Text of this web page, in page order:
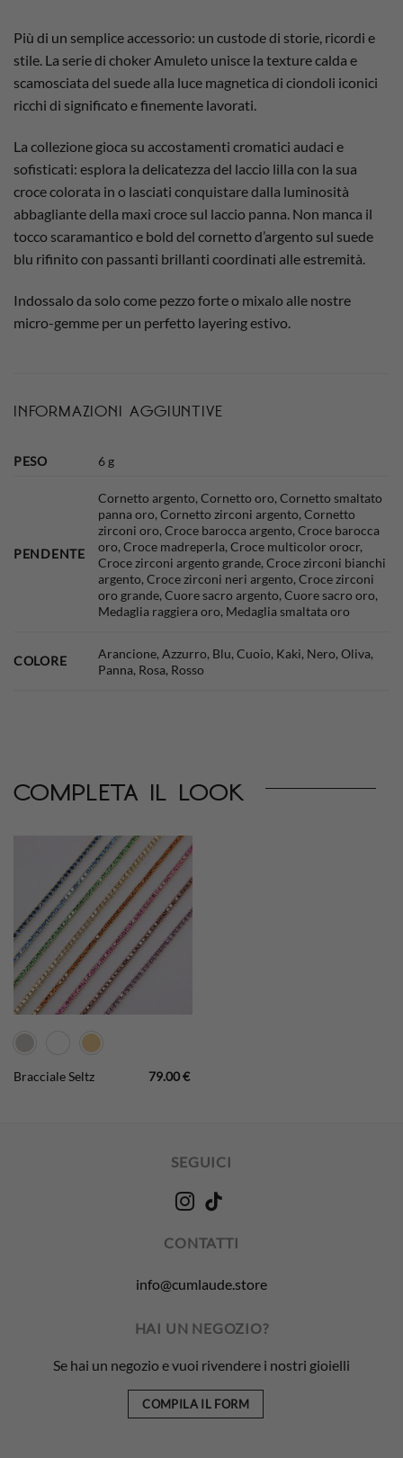
Più di un semplice accessorio: un custode di storie, ricordi e
stile. La serie di chokerAmuleto unisce la texture calda e
scamosciata del suede alla luce magnetica di ciondoli iconici
ricchi di significato e finemente lavorati.
La collezione gioca su accostamenti cromatici audaci e
sofisticati: esplora la delicatezza del laccio lilla con la sua
croce colorata in o lasciati conquistare dalla luminosità
abbagliante della maxi croce sul laccio panna. Non manca il
tocco scaramantico e bold del cornetto d’argento sul suede
blu rifinito con passanti brillanti coordinati alle estremità.
Indossalo da solo come pezzo forte o mixalo alle nostre
micro-gemme per un perfetto layering estivo.
INFORMAZIONI AGGIUNTIVE
PESO 6 g
PENDENTE
Cornetto argento, Cornetto oro, Cornetto smaltato
panna oro, Cornetto zirconi argento, Cornetto
zirconi oro, Croce barocca argento, Croce barocca
oro, Croce madreperla, Croce multicolor orocr,
Croce zirconi argento grande, Croce zirconi bianchi
argento, Croce zirconi neri argento, Croce zirconi
oro grande, Cuore sacro argento, Cuore sacro oro,
Medaglia raggiera oro, Medaglia smaltata oro
COLORE
Arancione, Azzurro, Blu, Cuoio, Kaki, Nero, Oliva,
Panna, Rosa, Rosso
completa il look
Bracciale Seltz 79.00€
SEGUICI
CONTATTI
info@cumlaude.store
HAI UN NEGOZIO?
Se hai un negozio e vuoi rivendere i nostri gioielli
COMPILA IL FORM